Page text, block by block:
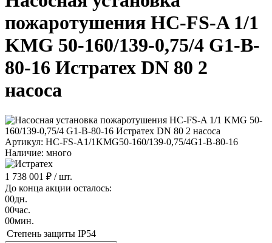
пожаротушения HC-FS-A 1/1
KMG 50-160/139-0,75/4 G1-B-
80-16 Истратех DN 80 2
насоса
Артикул: HC-FS-A1/1KMG50-160/139-0,75/4G1-B-80-16
Наличие: много
1 738 001 ₽ / шт.
До конца акции осталось:
00дн.
00час.
00мин.
Степень защиты IP54